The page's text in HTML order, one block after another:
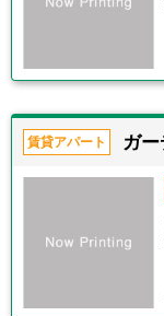
賃貸アパート ガ